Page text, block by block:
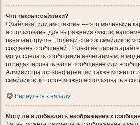
Что такое смайлики?
Смайлики, или эмотиконы — это маленькие
использованы для выражения чувств,
означает грусть. Полный список смайликов
создания сообщений. Только не
могут сделать сообщение нечитаемым, и
отредактировать ваше сообщение или
Администратор конференции также может
смайликов, которое можно использовать в
Вернуться к началу
Могу ли я добавлять изображения к